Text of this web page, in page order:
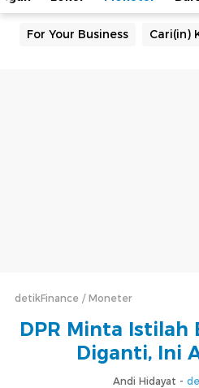
For Your Business Cari(in)
detikFinance Moneter
DPR Minta Istilah
Diganti, Ini
Andi Hidayat -